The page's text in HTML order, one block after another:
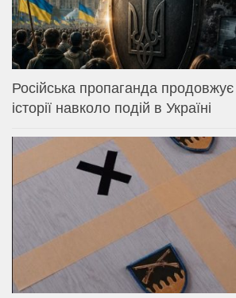
Російська пропаганда продовжує
історії навколо подій в Україні